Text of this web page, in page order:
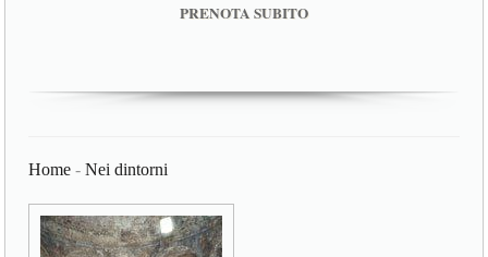
PRENOTA SUBITO
Home -Nei dintorni